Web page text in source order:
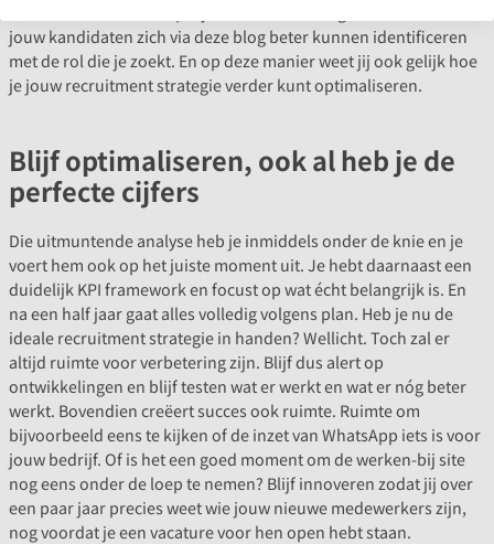
jouw kandidaten zich via deze blog beter kunnen identificeren
met de rol die je zoekt. En op deze manier weet jij ook gelijk hoe
je jouw recruitment strategie verder kunt optimaliseren.
Blijf optimaliseren, ook al heb je de
perfecte cijfers
Die uitmuntende analyse heb je inmiddels onder de knie en je
voert hem ook op het juiste moment uit. Je hebt daarnaast een
duidelijk KPI framework en focust op wat écht belangrijk is. En
na een half jaar gaat alles volledig volgens plan. Heb je nu de
ideale recruitment strategie in handen? Wellicht. Toch zal er
altijd ruimte voor verbetering zijn. Blijf dus alert op
ontwikkelingen en blijf testen wat er werkt en wat er nóg beter
werkt. Bovendien creëert succes ook ruimte. Ruimte om
bijvoorbeeld eens te kijken of de inzet van WhatsApp iets is voor
jouw bedrijf. Of is het een goed moment om de werken-bij site
nog eens onder de loep te nemen? Blijf innoveren zodat jij over
een paar jaar precies weet wie jouw nieuwe medewerkers zijn,
nog voordat je een vacature voor hen open hebt staan.